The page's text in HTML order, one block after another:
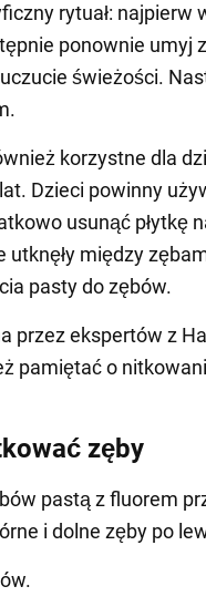
rytuał: najpierw
ponownie umyj
świeżości.
korzystne dla
Dzieci powinny
usunąć płytkę
utknęły między
pasty do zębów.
przez ekspertów z
pamiętać o
zęby
pastą z fluorem
i dolne zęby po